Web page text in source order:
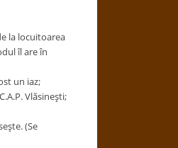
la locuitoarea
îl are în
un iaz;
Vlăsineşti;
(Se